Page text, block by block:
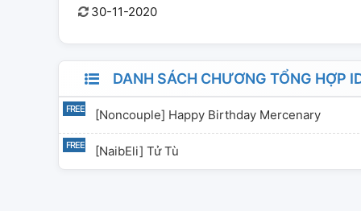
30-11-2020
DANH SÁCH CHƯƠNG TỔNG HỢP
[Noncouple] Happy Birthday Mercenary
[NaibEli] Tử Tù